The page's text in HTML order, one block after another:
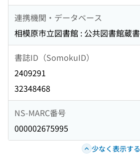
連携機関・データベース
相模原市立図書館 : 公共図書館蔵書
書誌ID（SomokuID）
2409291
32348468
NS-MARC番号
000002675995
少なく表示する